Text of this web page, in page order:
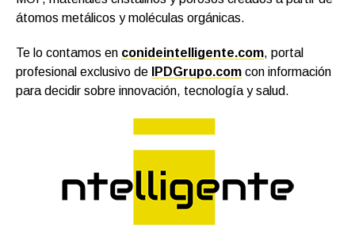
átomos metálicos y moléculas orgánicas.
Te lo contamos en conideintelligente.com, portal
profesional exclusivo de
IPDGrupo.com con información
para decidir sobre innovación, tecnología y salud.